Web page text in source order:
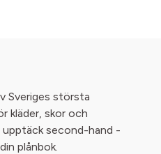
Sveriges största
kläder, skor och
upptäck second-hand -
plånbok.